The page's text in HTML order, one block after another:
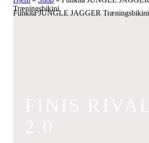
Træningsbikini
Funkita JUNGLE JAGGER Træningsbikini